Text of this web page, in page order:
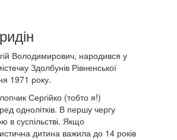
Володимирович, народився у
Здолбунів Рівненської
1971 року.
Сергійко (тобто я!)
однолітків. В першу чергу
в суспільстві. Якщо
дитина важила до 14 років